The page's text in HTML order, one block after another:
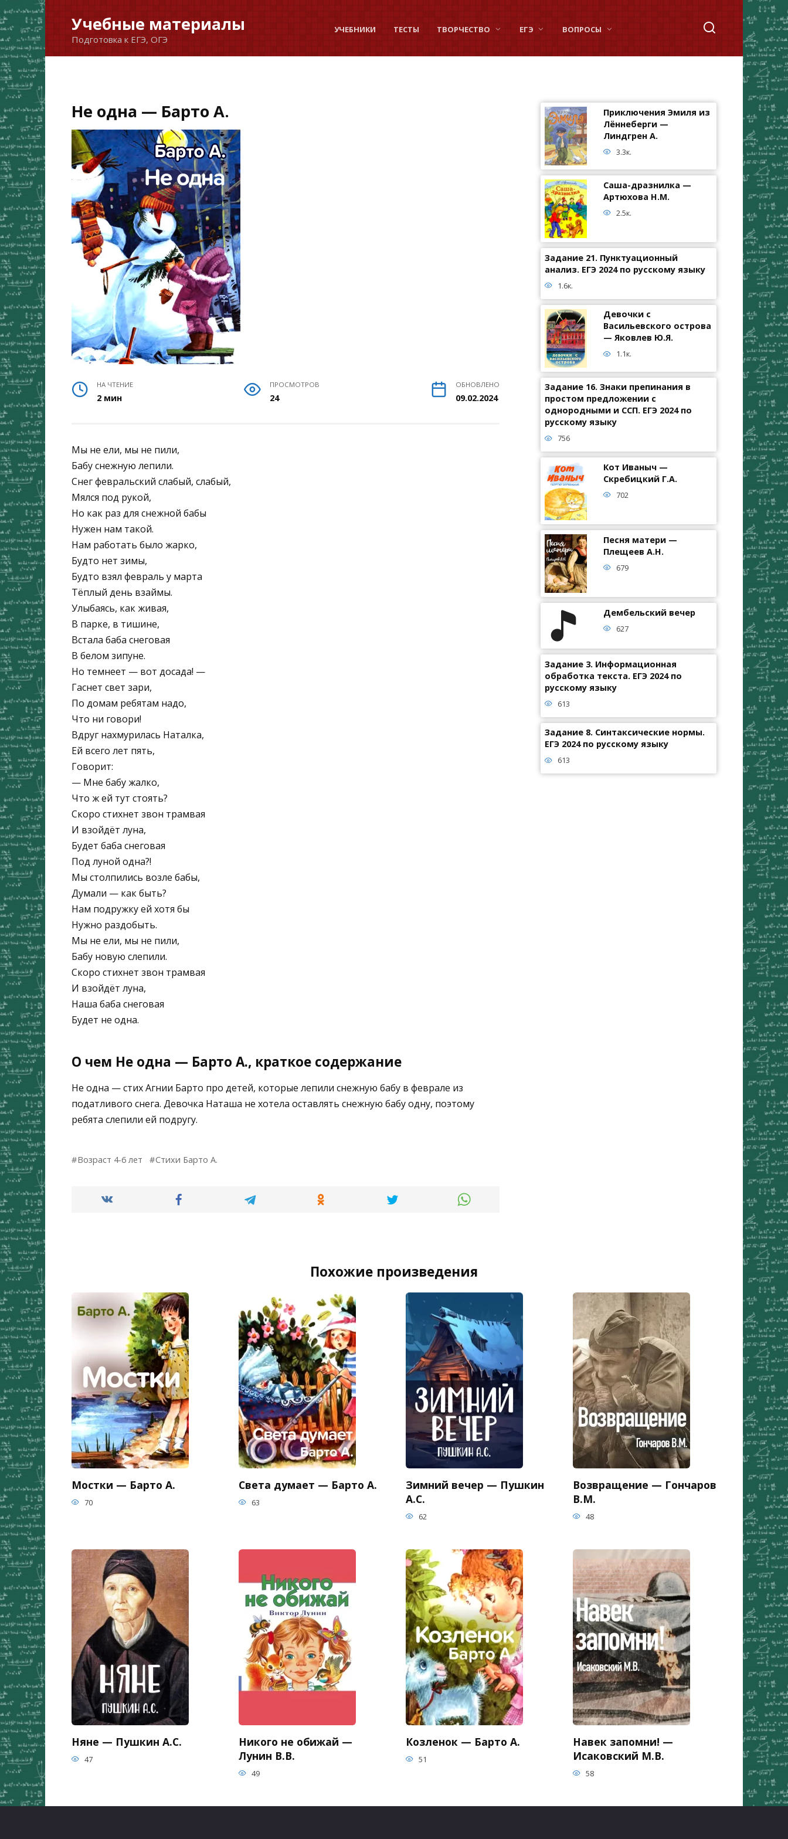
Перейти
к
содержанию
Учебные материалы
Подготовка к ЕГЭ, ОГЭ
УЧЕБНИКИ ТЕСТЫ ТВОРЧЕСТВО ЕГЭ ВОПРОСЫ
Не одна — Барто А.
НА ЧТЕНИЕ
2 мин
ПРОСМОТРОВ
24
ОБНОВЛЕНО
09.02.2024
Мы не ели, мы не пили,
Бабу снежную лепили.
Снег февральский слабый, слабый,
Мялся под рукой,
Но как раз для снежной бабы
Нужен нам такой.
Нам работать было жарко,
Будто нет зимы,
Будто взял февраль у марта
Тёплый день взаймы.
Улыбаясь, как живая,
В парке, в тишине,
Встала баба снеговая
В белом зипуне.
Но темнеет — вот досада! —
Гаснет свет зари,
По домам ребятам надо,
Что ни говори!
Вдруг нахмурилась Наталка,
Ей всего лет пять,
Говорит:
— Мне бабу жалко,
Что ж ей тут стоять?
Скоро стихнет звон трамвая
И взойдёт луна,
Будет баба снеговая
Под луной одна?!
Мы столпились возле бабы,
Думали — как быть?
Нам подружку ей хотя бы
Нужно раздобыть.
Мы не ели, мы не пили,
Бабу новую слепили.
Скоро стихнет звон трамвая
И взойдёт луна,
Наша баба снеговая
Будет не одна.
О чем Не одна — Барто А., краткое содержание
Не одна — стих Агнии Барто про детей, которые лепили снежную бабу в феврале из
податливого снега. Девочка Наташа не хотела оставлять снежную бабу одну, поэтому
ребята слепили ей подругу.
Возраст 4-6 лет Стихи Барто А.
Приключения Эмиля из
Лённеберги —
Линдгрен А.
3.3к.
Саша-дразнилка —
Артюхова Н.М.
2.5к.
Задание 21. Пунктуационный
анализ. ЕГЭ 2024 по русскому языку
1.6к.
Девочки с
Васильевского острова
— Яковлев Ю.Я.
1.1к.
Задание 16. Знаки препинания в
простом предложении с
однородными и ССП. ЕГЭ 2024 по
русскому языку
756
Кот Иваныч —
Скребицкий Г.А.
702
Песня матери —
Плещеев А.Н.
679
Дембельский вечер
627
Задание 3. Информационная
обработка текста. ЕГЭ 2024 по
русскому языку
613
Задание 8. Синтаксические нормы.
ЕГЭ 2024 по русскому языку
613
Похожие произведения
Мостки — Барто А.
70
Света думает — Барто А.
63
Зимний вечер — Пушкин
А.С.
62
Возвращение — Гончаров
В.М.
48
Няне — Пушкин А.С.
47
Никого не обижай —
Лунин В.В.
49
Козленок — Барто А.
51
Навек запомни! —
Исаковский М.В.
58